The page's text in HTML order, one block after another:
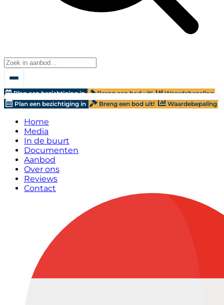
Plan een bezichtiging in Breng een bod uit!
Waardebepaling
Plan een bezichtiging in
Breng een bod uit! Waardebepaling
Home
Media
In de buurt
Documenten
Aanbod
Over ons
Reviews
Contact